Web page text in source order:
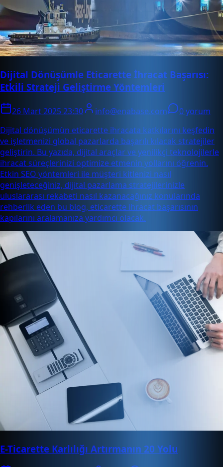
Dijital Dönüşümle Eticarette İhracat Başarısı:
Etkili Strateji Geliştirme Yöntemleri
26 Mart 2025 23:30 info@enabase.com
0 yorum
Dijital dönüşümün eticarette ihracata katkılarını keşfedin
ve işletmenizi global pazarlarda başarılı kılacak stratejiler
geliştirin. Bu yazıda, dijital araçlar ve yenilikçi teknolojilerle
ihracat süreçlerinizi optimize etmenin yollarını öğrenin.
Etkin SEO yöntemleri ile müşteri kitlenizi nasıl
genişleteceğiniz, dijital pazarlama stratejilerinizle
uluslararası rekabeti nasıl kazanacağınız konularında
rehberlik eden bu blog, eticarette ihracat başarısının
kapılarını aralamanıza yardımcı olacak.
E-Ticarette Karlılığı Artırmanın 20 Yolu